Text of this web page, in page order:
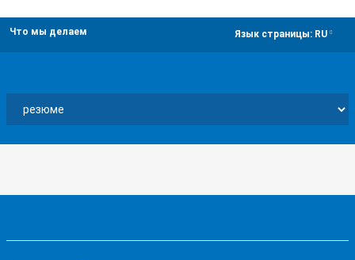
Что мы делаем Язык страницы: RU